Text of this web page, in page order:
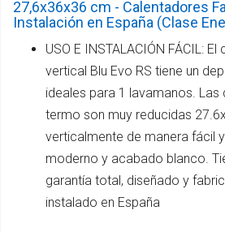
27,6x36x36 cm - Calentadores
Instalación en España (Clase
USO E INSTALACIÓN FÁCIL:
vertical Blu Evo RS tiene un
ideales para 1 lavamanos. Las
termo son muy reducidas
verticalmente de manera fácil
moderno y acabado blanco.
garantía total, diseñado y
instalado en España